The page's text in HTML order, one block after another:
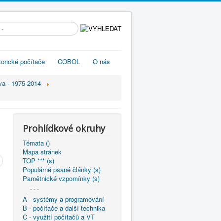
počítače COBOL O nás
- 1975-2014
Prohlídkové okruhy
Témata ()
Mapa stránek
TOP *** (s)
Populárně psané články (s)
Pamětnické vzpomínky (s)
- - -
A - systémy a programování
B - počítače a další technika
C - využití počítačů a VT